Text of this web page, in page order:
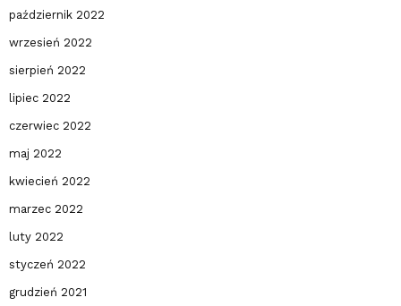
październik 2022
wrzesień 2022
sierpień 2022
lipiec 2022
czerwiec 2022
maj 2022
kwiecień 2022
marzec 2022
luty 2022
styczeń 2022
grudzień 2021